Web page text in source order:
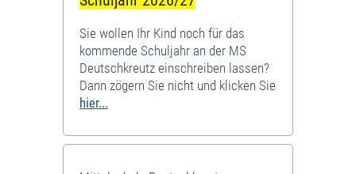
Sie wollen Ihr Kind noch für das
kommende Schuljahr an der MS
Deutschkreutz einschreiben lassen?
Dann zögern Sie nicht und klicken Sie
hier...